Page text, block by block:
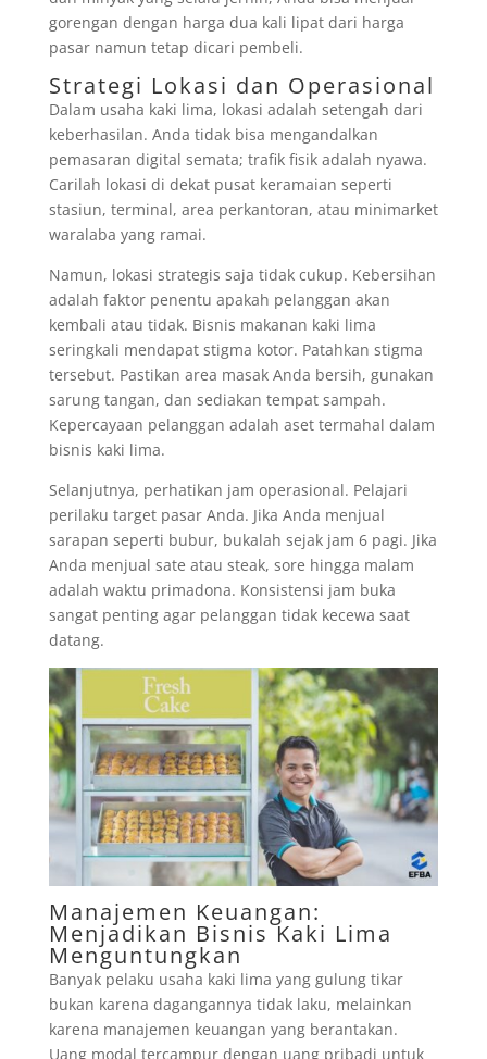
gorengan dengan harga dua kali lipat dari harga
pasar namun tetap dicari pembeli.
Strategi Lokasi dan Operasional
Dalam usaha kaki lima, lokasi adalah setengah dari
keberhasilan. Anda tidak bisa mengandalkan
pemasaran digital semata; trafik fisik adalah nyawa.
Carilah lokasi di dekat pusat keramaian seperti
stasiun, terminal, area perkantoran, atau minimarket
waralaba yang ramai.
Namun, lokasi strategis saja tidak cukup. Kebersihan
adalah faktor penentu apakah pelanggan akan
kembali atau tidak. Bisnis makanan kaki lima
seringkali mendapat stigma kotor. Patahkan stigma
tersebut. Pastikan area masak Anda bersih, gunakan
sarung tangan, dan sediakan tempat sampah.
Kepercayaan pelanggan adalah aset termahal dalam
bisnis kaki lima.
Selanjutnya, perhatikan jam operasional. Pelajari
perilaku target pasar Anda. Jika Anda menjual
sarapan seperti bubur, bukalah sejak jam 6 pagi. Jika
Anda menjual sate atau steak, sore hingga malam
adalah waktu primadona. Konsistensi jam buka
sangat penting agar pelanggan tidak kecewa saat
datang.
Manajemen Keuangan:
Menjadikan Bisnis Kaki Lima
Menguntungkan
Banyak pelaku usaha kaki lima yang gulung tikar
bukan karena dagangannya tidak laku, melainkan
karena manajemen keuangan yang berantakan.
Uang modal tercampur dengan uang pribadi untuk